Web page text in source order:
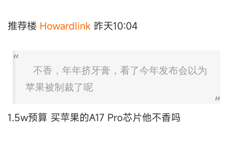
推荐楼 Howardlink 昨天10:04
不香，年年挤牙膏，看了今年发布会以为
苹果被制裁了呢
1.5w预算 买苹果的A17 Pro芯片他不香吗